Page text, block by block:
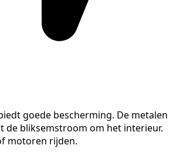
goede bescherming. De metalen
de bliksemstroom om het interieur.
motoren rijden.